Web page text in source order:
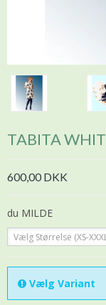
TABITA
600,00 DKK
du MILDE
Vælg Størrelse (XS-
Vælg Variant